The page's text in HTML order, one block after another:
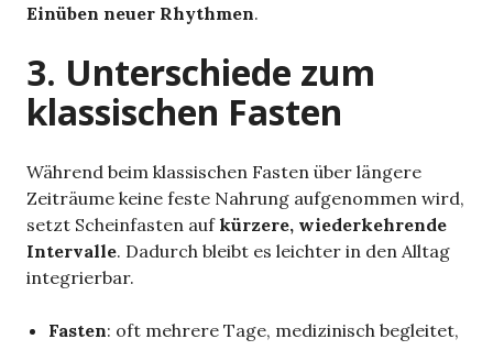
Einüben neuer Rhythmen.
3. Unterschiede zum
klassischen Fasten
Während beim klassischen Fasten über längere
Zeiträume keine feste Nahrung aufgenommen wird,
setzt Scheinfasten aufkürzere, wiederkehrende
Intervalle. Dadurch bleibt es leichter in den Alltag
integrierbar.
Fasten: oft mehrere Tage, medizinisch begleitet,